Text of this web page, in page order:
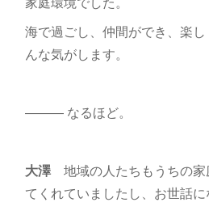
海で過ごし、仲間ができ、楽
んな気がします。
――― なるほど。
大澤 地域の人たちもうちの
てくれていましたし、お世話に